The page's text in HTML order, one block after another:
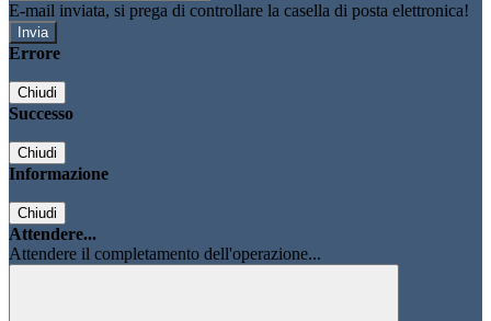
E-mail inviata, si prega di controllare la casella di posta elettronica!
Errore
Chiudi
Successo
Chiudi
Informazione
Chiudi
Attendere...
Attendere il completamento dell'operazione...